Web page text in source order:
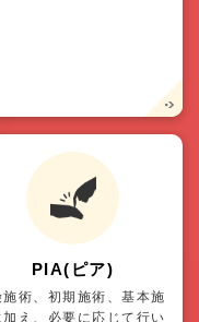
PIA(ピア)
施術、初期施術、基本施
加え、必要に応じて行い